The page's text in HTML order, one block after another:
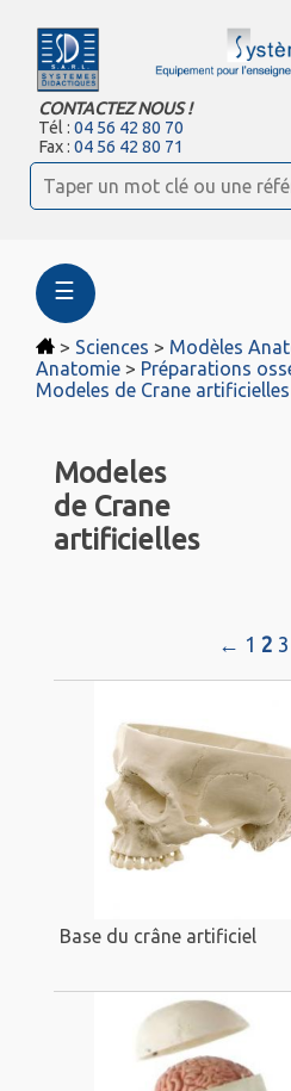
CONTACTEZ NOUS !
Tél :04 56 42 80 70
Fax :04 56 42 80 71
☰
> Sciences > Modèles
Anatomie > Préparations
Modeles de Crane artificielles
Modeles
de Crane
artificielles
← 1 2 3
Base du crâne artificiel